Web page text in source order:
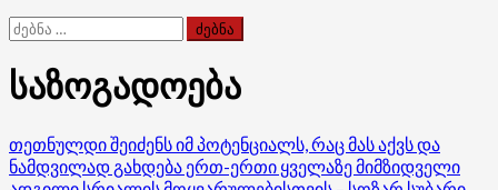
ძებნა:
საზოგადოება
თეთნულდი შეიძენს იმ პოტენციალს, რაც მას აქვს და
ნამდვილად გახდება ერთ-ერთი ყველაზე მიმზიდველი